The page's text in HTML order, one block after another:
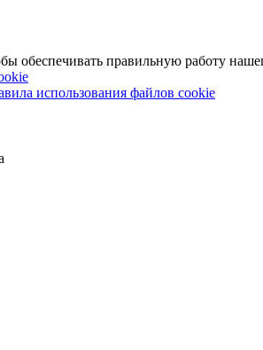
обеспечивать правильную работу
использования файлов cookie